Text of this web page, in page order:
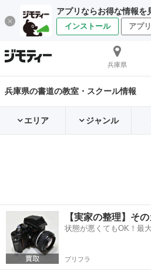
アプリならお得な情報を
インストール アプ
兵庫県
兵庫県の書道の教室・スクール情報
エリア ジャンル
【実家の整理】そ
状態が悪くてもOK！最
プリフラ